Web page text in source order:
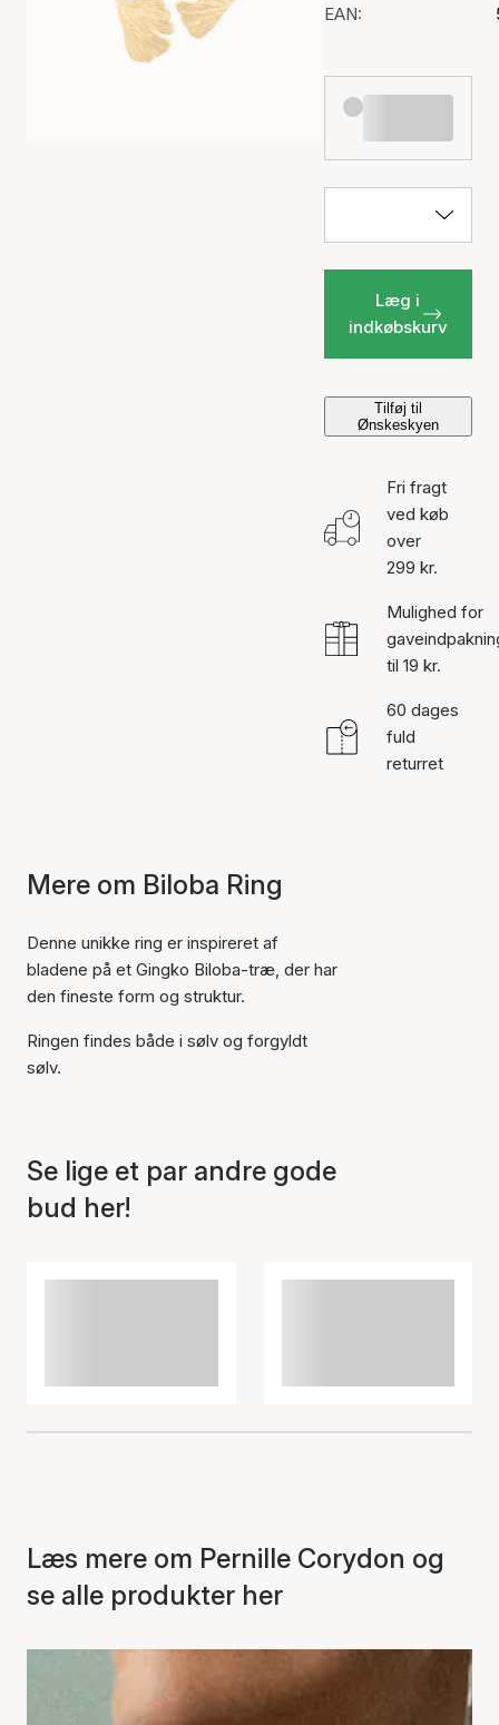
EAN:
Læg i
indkøbskurv
Tilføj til
Ønskeskyen
Fri fragt
ved køb
over
299 kr.
Mulighed for
til 19 kr.
60 dages
fuld
returret
Mere om Biloba Ring
Denne unikke ring er inspireret af
bladene på et Gingko Biloba-træ, der har
den fineste form og struktur.
Ringen findes både i sølv og forgyldt
sølv.
Se lige et par andre gode
bud her!
Læs mere om Pernille Corydon og
se alle produkter her